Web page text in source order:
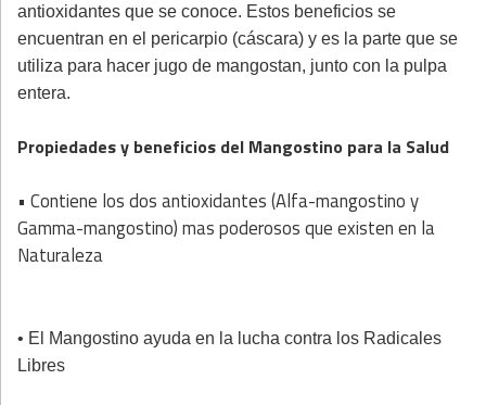
antioxidantes que se conoce. Estos beneficios se
encuentran en el pericarpio (cáscara) y es la parte que se
utiliza para hacer jugo de mangostan, junto con la pulpa
entera.
Propiedades y beneficios del Mangostino para la Salud
• Contiene los dos antioxidantes (Alfa-mangostino y
Gamma-mangostino) mas poderosos que existen en la
Naturaleza
• El Mangostino ayuda en la lucha contra los Radicales
Libres